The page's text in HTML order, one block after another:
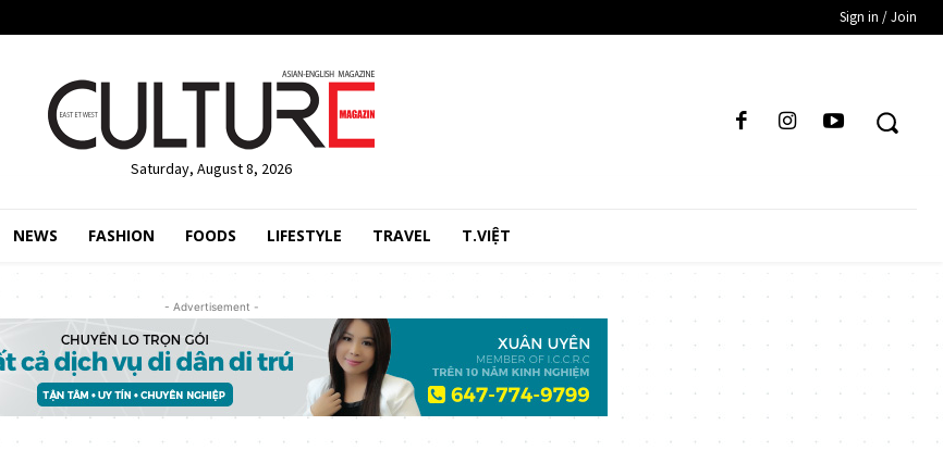
Sign in / Join
Saturday, August 8, 2026
NEWS FASHION FOODS LIFESTYLE TRAVEL T.VIỆT
- Advertisement -